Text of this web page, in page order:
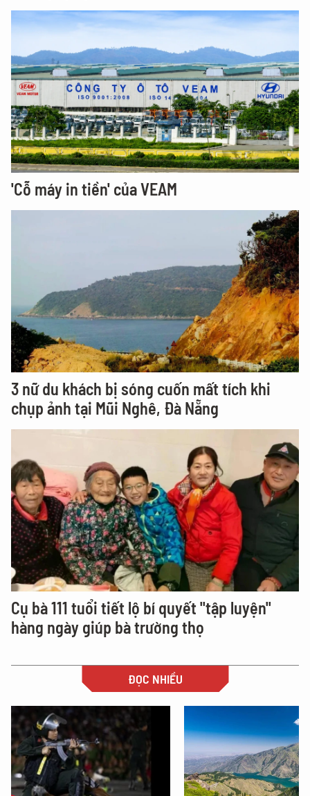
'Cỗ máy in tiền' của VEAM
3 nữ du khách bị sóng cuốn mất tích khi
chụp ảnh tại Mũi Nghê, Đà Nẵng
Cụ bà 111 tuổi tiết lộ bí quyết "tập luyện"
hàng ngày giúp bà trường thọ
ĐỌC NHIỀU